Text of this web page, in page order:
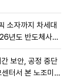
소자까지 차세대
년도 반도체사업
보안, 공정 중단
터서 본 노조미